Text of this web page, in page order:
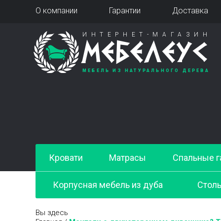
О компании Гарантии Доставка
ИНТЕРНЕТ-МАГАЗИН
МЕБЕЛЕУС
МЕБЕЛЬ ИЗ НАТУРАЛЬНОГО ДЕРЕВА
Кровати Матрасы Спальные
Корпусная мебель из дуба
Вы здесь